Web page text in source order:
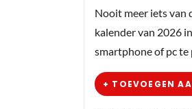
Nooit meer iets van
kalender van 2026
smartphone of pc te
+ TOEVOEGEN